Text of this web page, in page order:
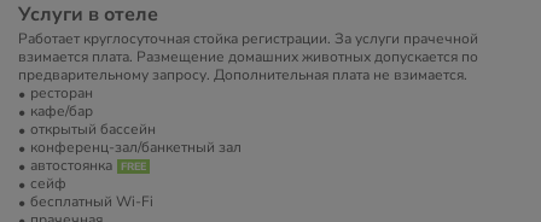
Услуги в отеле
Работает круглосуточная стойка регистрации. За услуги прачечной
взимается плата. Размещение домашних животных допускается по
предварительному запросу. Дополнительная плата не взимается.
ресторан
кафе/бар
открытый бассейн
конференц-зал/банкетный зал
автостоянка
сейф
бесплатный Wi-Fi